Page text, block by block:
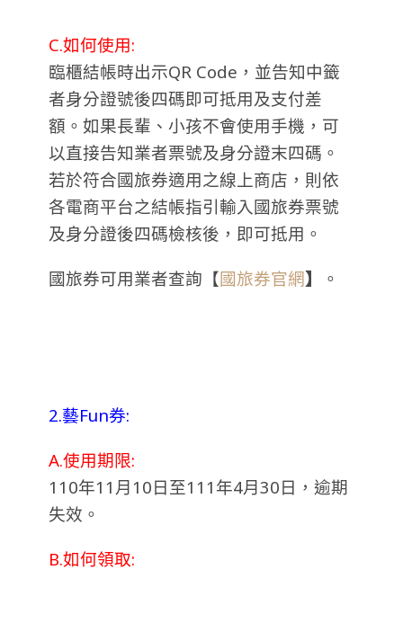
C.如何使用:
臨櫃結帳時出示QR Code，並告知中籤
者身分證號後四碼即可抵用及支付差
額。如果長輩、小孩不會使用手機，可
以直接告知業者票號及身分證末四碼。
若於符合國旅券適用之線上商店，則依
各電商平台之結帳指引輸入國旅券票號
及身分證後四碼檢核後，即可抵用。
國旅券可用業者查詢【國旅券官網】 。
2.藝Fun券:
A.使用期限:
110年11月10日至111年4月30日，逾期
失效。
B.如何領取: